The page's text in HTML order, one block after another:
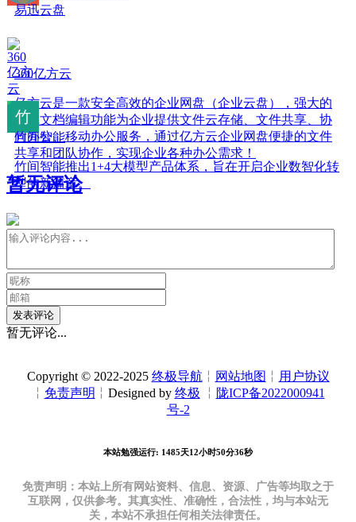
易迅云盘
360亿方云
亿方云是一款安全高效的企业网盘（企业云盘），强大的
在线文档编辑功能为企业提供文件云存储、文件共享、协
同办公、移动办公服务，通过亿方云企业网盘便捷的文件
共享和团队协作，实现企业各种办公需求！
竹间智能
竹间智能推出1+4大模型产品体系，旨在开启企业数智化转
型的新篇章。
暂无评论
发表评论
暂无评论...
Copyright © 2022-2025 终极导航 ╎ 网站地图 ╎ 用户协议
╎ 免责声明 ╎Designed by 终极 ╎ 陇ICP备2022000941
号-2
本站勉强运行: 1485天12小时50分36秒
免责声明：本站上所有网站资料、信息、资源、广告等均取之于
互联网，仅供参考。其真实性、准确性，合法性，均与本站无
关，本站不承担任何相关法律责任。